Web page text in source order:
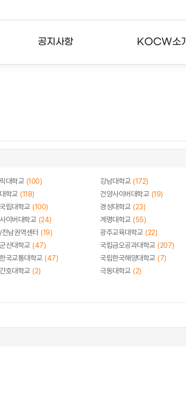
공지사항 KOCW소
대학교 (100) 강남대학교 (172)
학교 (118) 건양사이버대학교 (19)
립대학교 (100) 경성대학교 (23)
이버대학교 (24) 계명대학교 (55)
남권역센터 (19) 광주교육대학교 (22)
산대학교 (47) 국립금오공과대학교 (207)
국교통대학교 (47) 국립한국해양대학교 (7)
호대학교 (2) 극동대학교 (2)